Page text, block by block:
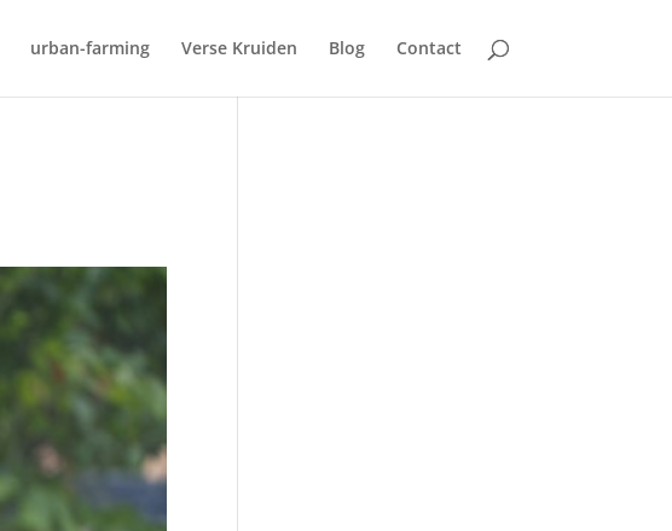
urban-farming Verse Kruiden Blog Contact